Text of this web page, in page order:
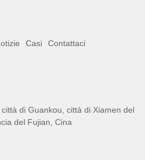
Casi Contattaci
di Guankou, città di Xiamen del
del Fujian, Cina